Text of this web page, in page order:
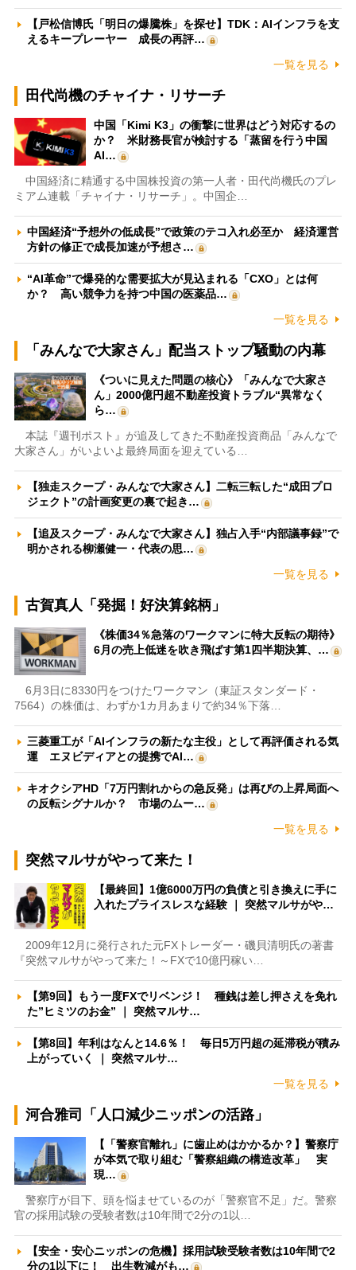
【戸松信博氏「明日の爆騰株」を探せ】TDK：AIインフラを支
えるキープレーヤー 成長の再評…
一覧を見る
田代尚機のチャイナ・リサーチ
中国「Kimi K3」の衝撃に世界はどう対応するの
か？ 米財務長官が検討する「蒸留を行う中国
AI…
中国経済に精通する中国株投資の第一人者・田代尚機氏のプレ
ミアム連載「チャイナ・リサーチ」。中国企…
中国経済“予想外の低成長”で政策のテコ入れ必至か 経済運営
方針の修正で成長加速が予想さ…
“AI革命”で爆発的な需要拡大が見込まれる「CXO」とは何
か？ 高い競争力を持つ中国の医薬品…
一覧を見る
「みんなで大家さん」配当ストップ騒動の内幕
《ついに見えた問題の核心》「みんなで大家さ
ん」2000億円超不動産投資トラブル“異常なく
ら…
本誌『週刊ポスト』が追及してきた不動産投資商品「みんなで
大家さん」がいよいよ最終局面を迎えている…
【独走スクープ・みんなで大家さん】二転三転した“成田プロ
ジェクト”の計画変更の裏で起き…
【追及スクープ・みんなで大家さん】独占入手“内部議事録”で
明かされる柳瀬健一・代表の思…
一覧を見る
古賀真人「発掘！好決算銘柄」
《株価34％急落のワークマンに特大反転の期待》
6月の売上低迷を吹き飛ばす第1四半期決算、…
6月3日に8330円をつけたワークマン（東証スタンダード・
7564）の株価は、わずか1カ月あまりで約34％下落…
三菱重工が「AIインフラの新たな主役」として再評価される気
運 エヌビディアとの提携でAI…
キオクシアHD「7万円割れからの急反発」は再びの上昇局面へ
の反転シグナルか？ 市場のムー…
一覧を見る
突然マルサがやって来た！
【最終回】1億6000万円の負債と引き換えに手に
入れたプライスレスな経験 ｜ 突然マルサがや…
2009年12月に発行された元FXトレーダー・磯貝清明氏の著書
『突然マルサがやって来た！～FXで10億円稼い…
【第9回】もう一度FXでリベンジ！ 種銭は差し押さえを免れ
た”ヒミツのお金” ｜ 突然マルサ…
【第8回】年利はなんと14.6％！ 毎日5万円超の延滞税が積み
上がっていく ｜ 突然マルサ…
一覧を見る
河合雅司「人口減少ニッポンの活路」
【「警察官離れ」に歯止めはかかるか？】警察庁
が本気で取り組む「警察組織の構造改革」 実
現…
警察庁が目下、頭を悩ませているのが「警察官不足」だ。警察
官の採用試験の受験者数は10年間で2分の1以…
【安全・安心ニッポンの危機】採用試験受験者数は10年間で2
分の1以下に！ 出生数減がも…